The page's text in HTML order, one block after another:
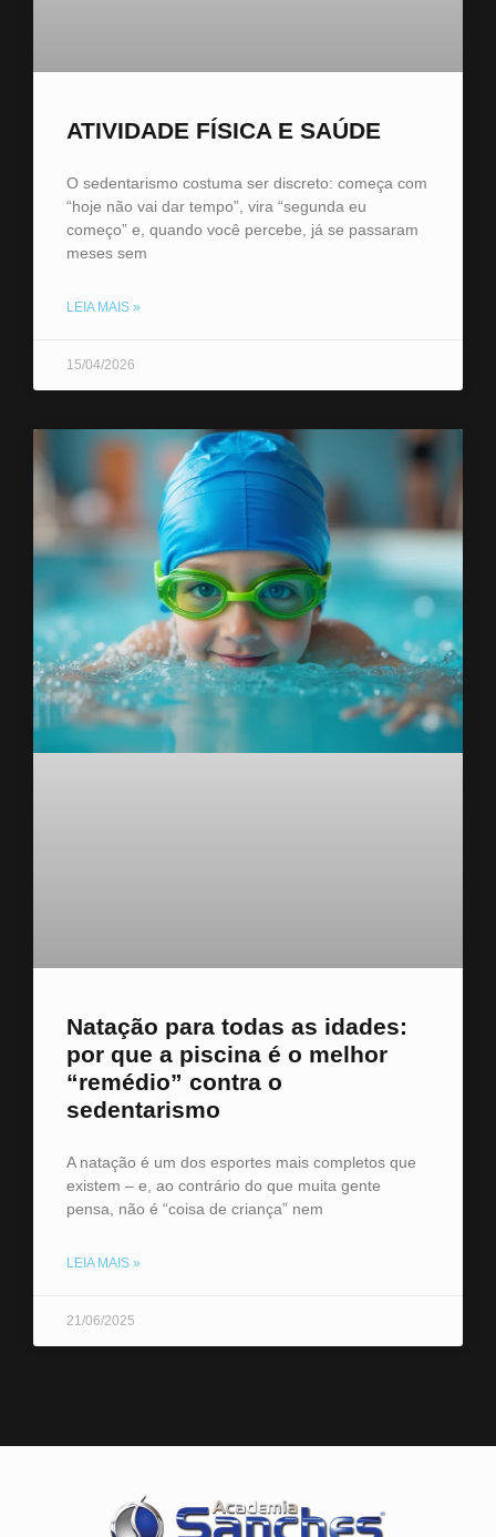
ATIVIDADE FÍSICA E SAÚDE
O sedentarismo costuma ser discreto: começa com
“hoje não vai dar tempo”, vira “segunda eu
começo” e, quando você percebe, já se passaram
meses sem
LEIA MAIS »
15/04/2026
Natação para todas as idades:
por que a piscina é o melhor
“remédio” contra o
sedentarismo
A natação é um dos esportes mais completos que
existem – e, ao contrário do que muita gente
pensa, não é “coisa de criança” nem
LEIA MAIS »
21/06/2025